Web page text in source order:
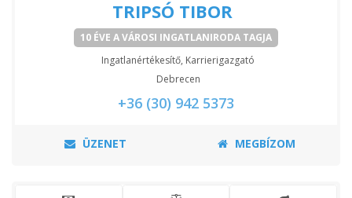
TRIPSÓ TIBOR
10 ÉVE A VÁROSI INGATLANIRODA TAGJA
Ingatlanértékesítő, Karrierigazgató
Debrecen
+36 (30) 942 5373
ÜZENET MEGBÍZOM